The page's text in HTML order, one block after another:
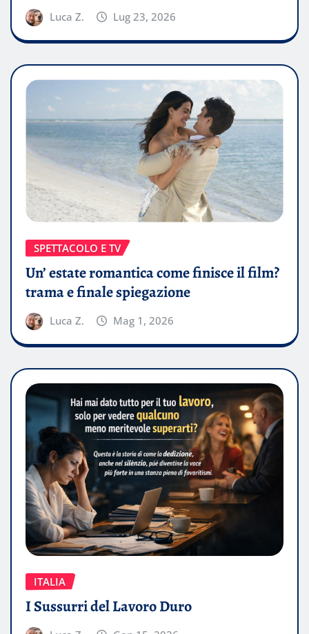
Luca Z. Lug 23, 2026
SPETTACOLO E TV
Un’ estate romantica come finisce il film?
trama e finale spiegazione
Luca Z. Mag 1, 2026
ITALIA
I Sussurri del Lavoro Duro